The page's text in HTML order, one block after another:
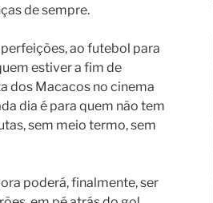
de sempre.
ao futebol para
estiver a fim de
dos Macacos no cinema
dia é para quem não tem
sem meio termo, sem
poderá, finalmente, ser